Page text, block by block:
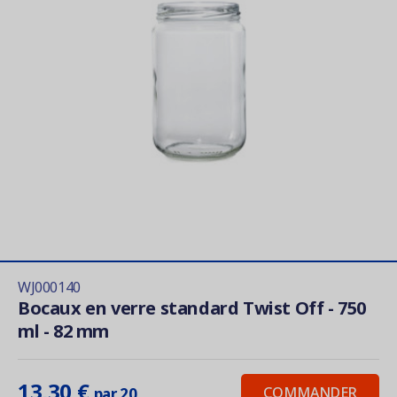
WJ000140
Bocaux en verre standard Twist Off - 750
ml - 82 mm
13,30 € COMMANDER